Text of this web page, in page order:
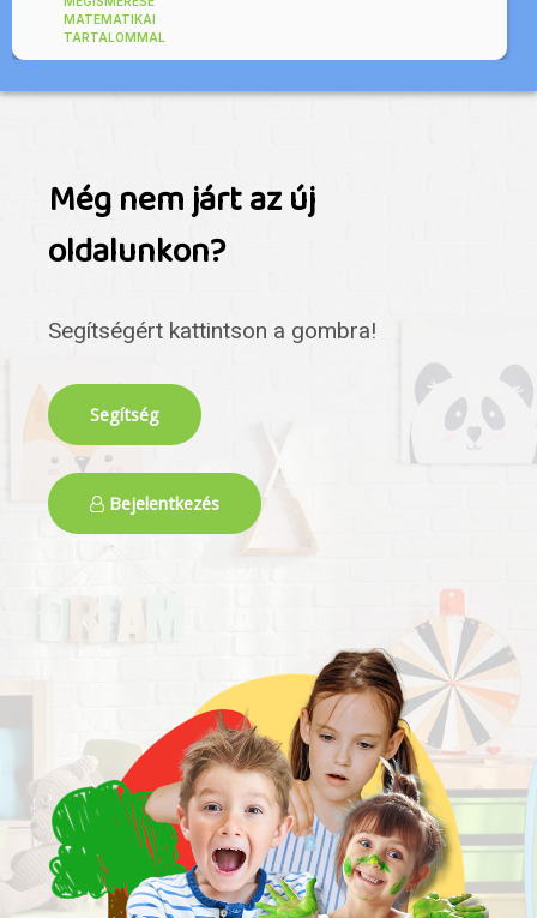
MATEMATIKAI
TARTALOMMAL
Még nem járt az új
oldalunkon?
Segítségért kattintson a gombra!
Segítség
Bejelentkezés